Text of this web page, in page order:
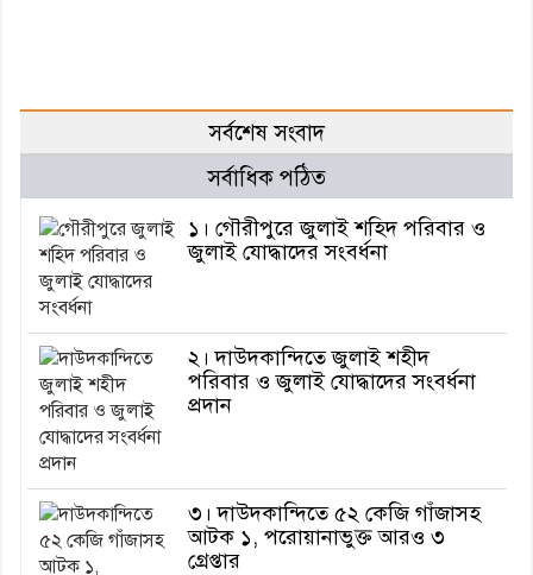
সর্বশেষ সংবাদ
সর্বাধিক পঠিত
১। গৌরীপুরে জুলাই শহিদ পরিবার ও
জুলাই যোদ্ধাদের সংবর্ধনা
২। দাউদকান্দিতে জুলাই শহীদ
পরিবার ও জুলাই যোদ্ধাদের সংবর্ধনা
প্রদান
৩। দাউদকান্দিতে ৫২ কেজি গাঁজাসহ
আটক ১, পরোয়ানাভুক্ত আরও ৩
গ্রেপ্তার